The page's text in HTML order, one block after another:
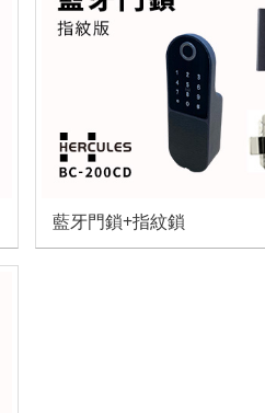
藍牙門鎖+指紋鎖